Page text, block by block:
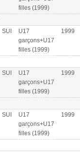
filles (1999)
SUI
U17
garçons+U17
filles (1999)
1999
SUI
U17
garçons+U17
filles (1999)
1999
SUI
U17
garçons+U17
filles (1999)
1999